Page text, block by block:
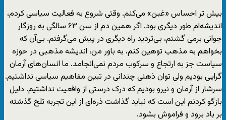
بیش تر احساس «غبن» می‌کنم. وقتی شروع به فعالیت سیاسی کردم،
اندیشه‌ام طور دیگری بود. اگر همین دم از سن ۶۳ سالگی به روزگار
جوانی برمی گشتم، بی‌تردید راه دیگری در پیش می‌گرفتم. بی‌آن که
بخواهم به مذهب توهین کنم، به باور من، اندیشه مذهبی در حوزه
سیاست جز به ارتجاع و سرکوب مردم نمی‌انجامد. ما انسان‌های آرمان
گرایی بودیم ولی توان ذهنی چندانی در تبین مفاهیم سیاسی نداشتیم.
سرشار از آرمان و نیرو بودیم که درک درستی از واقعیت نداشتیم. دلیل
بازگو کردنم این است که نباید گذاشت ذره‌ای از این تجربه تلخ گذشته
بر باد برود و فراموش بشود.